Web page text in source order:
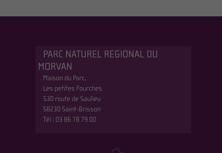
PARC NATUREL REGIONAL DU
MORVAN
Maison du Parc,
Les petites Fourches
530 route de Saulieu
58230 Saint-Brisson
Tél : 03 86 78 79 00